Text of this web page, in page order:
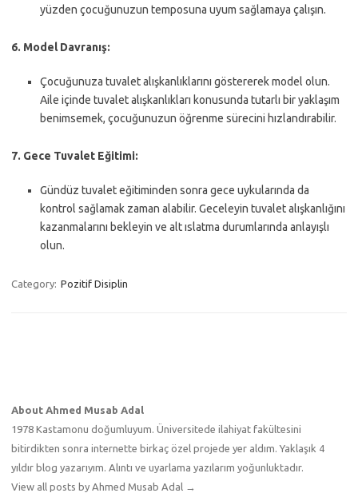
yüzden çocuğunuzun temposuna uyum sağlamaya çalışın.
6. Model Davranış:
Çocuğunuza tuvalet alışkanlıklarını göstererek model olun.
Aile içinde tuvalet alışkanlıkları konusunda tutarlı bir yaklaşım
benimsemek, çocuğunuzun öğrenme sürecini hızlandırabilir.
7. Gece Tuvalet Eğitimi:
Gündüz tuvalet eğitiminden sonra gece uykularında da
kontrol sağlamak zaman alabilir. Geceleyin tuvalet alışkanlığını
kazanmalarını bekleyin ve alt ıslatma durumlarında anlayışlı
olun.
Category: Pozitif Disiplin
About Ahmed Musab Adal
1978 Kastamonu doğumluyum. Üniversitede ilahiyat fakültesini
bitirdikten sonra internette birkaç özel projede yer aldım. Yaklaşık 4
yıldır blog yazarıyım. Alıntı ve uyarlama yazılarım yoğunluktadır.
View all posts by Ahmed Musab Adal →